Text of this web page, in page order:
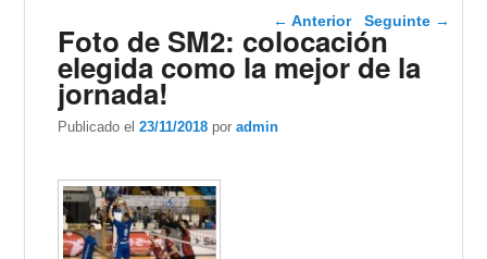
Navegador de artigos
← Anterior Seguinte →
Foto de SM2: colocación
elegida como la mejor de la
jornada!
Publicado el23/11/2018 poradmin